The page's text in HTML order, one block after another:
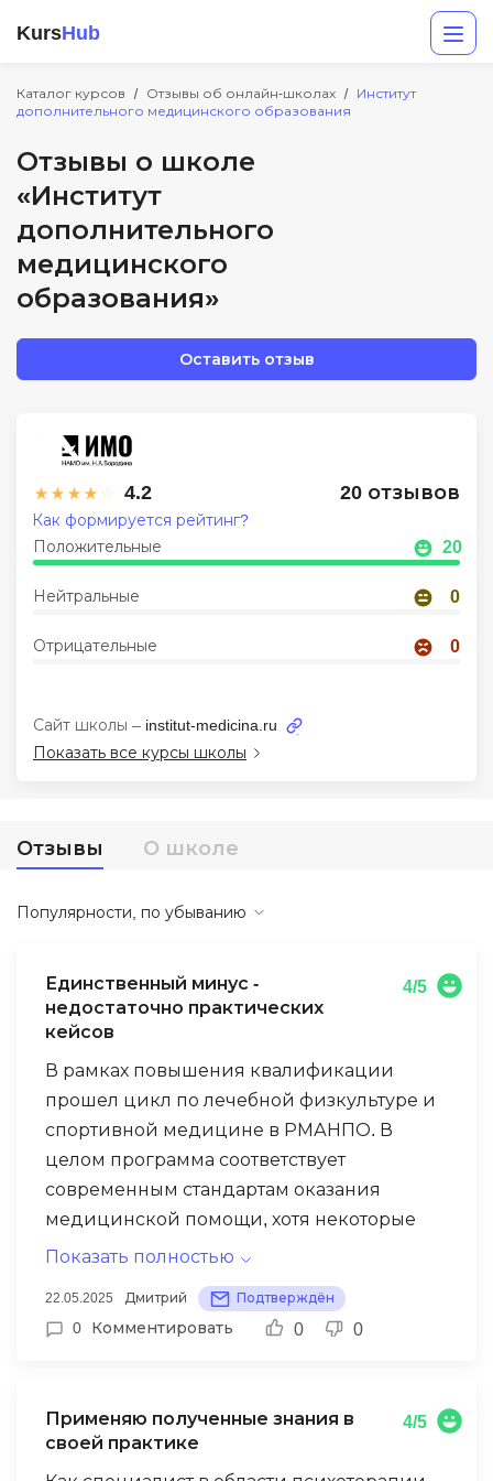
KursHub
Каталог курсов Отзывы об онлайн-школах
Институт
дополнительного медицинского образования
Отзывы о школе
«Институт
дополнительного
медицинского
образования»
Оставить отзыв
4.2 20 отзывов
Положительные 20
Нейтральные 0
Отрицательные 0
Как формируется рейтинг?
Сайт школы – institut-medicina.ru
Показать все курсы школы
Отзывы О школе
Популярности, по убыванию
Единственный минус -
недостаточно практических
кейсов
4/5
В рамках повышения квалификации
прошел цикл по лечебной физкультуре и
спортивной медицине в РМАНПО. В
целом программа соответствует
современным стандартам оказания
медицинской помощи, хотя некоторые
технологии могли бы быть представлены
состав кафедры демонстрирует высокий
профессионализм, лекции построены
позволяет получать образование без
отрыва от работы в лечебном учреждении.
Показать полностью
22.05.2025 Дмитрий Подтверждён
0 Комментировать 0 0
Применяю полученные знания в
своей практике
4/5
Разработка
Маркетинг
Аналитика
Иностранные языки
Soft Skills
Детям
Рейтинг онлайн-школ